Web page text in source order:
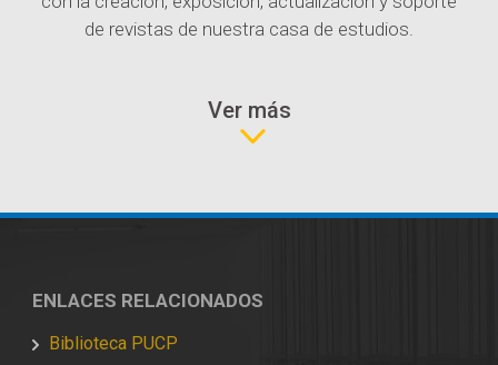
de revistas de nuestra casa de estudios.
ENLACES RELACIONADOS
Biblioteca PUCP